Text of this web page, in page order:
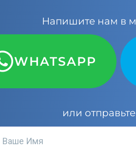
Напишите нам в
WHATSAPP
или